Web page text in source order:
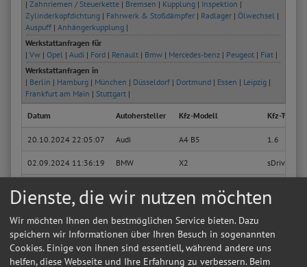
| Zahnriemen / Steuerkette | Bremsen | Kupplung | Inspektion |
Zylinderkopfdichtung | Fahrwerk & Stoßdämpfer | Radlager | Ölwechsel |
Auspuff | Anhängerkupplung |
Werkstattanfragen für
| Vw | Opel | Audi | Ford | Renault | Bmw | Mercedes-benz | Peugeot | Fiat |
Werkstattanfragen in
| Berlin | Hamburg | München | Düsseldorf | Dortmund | Essen | Leipzig |
Frankfurt am Main | Stuttgart |
Datum Autohersteller Kfz-Modell Kfz-Typ
20.10.2024 22:05:07 Audi A4 B5 1.6
02.09.2024 11:36:19 BMW X2 sDrive 18i
27.05.2021 19:50:01
25.11.2019 22:13:23 Volkswagen T5 Transporter Kasten Kasten-
08.10.2019 15:49:13 Seat Ateca
Dienste, die wir nutzen möchten
Wir möchten Ihnen den bestmöglichen Service bieten. Dazu
speichern wir Informationen über Ihren Besuch in sogenannten
Cookies. Einige von ihnen sind essentiell, während andere uns
helfen, diese Webseite und Ihre Erfahrung zu verbessern. Beim